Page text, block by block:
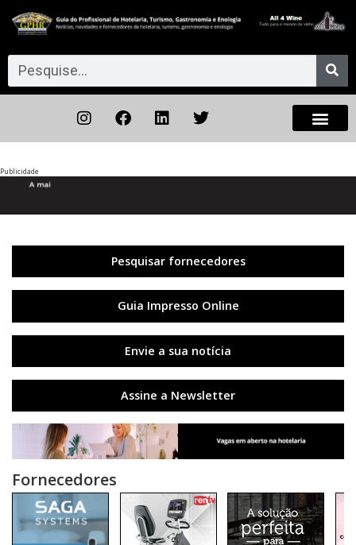
Publicidade
Pesquisar fornecedores
Guia Impresso Online
Envie a sua notícia
Assine a Newsletter
Fornecedores